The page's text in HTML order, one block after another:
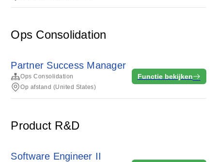
Ops Consolidation
Partner Success Manager
Ops Consolidation
Op afstand (United States)
Functie bekijken
Product R&D
Software Engineer II